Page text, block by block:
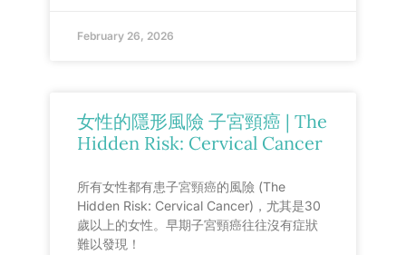
February 26, 2026
女性的隱形風險 子宮頸癌 | The
Hidden Risk: Cervical Cancer
所有女性都有患子宮頸癌的風險 (The
Hidden Risk: Cervical Cancer)，尤其是30
歲以上的女性。早期子宮頸癌往往沒有症狀
難以發現！